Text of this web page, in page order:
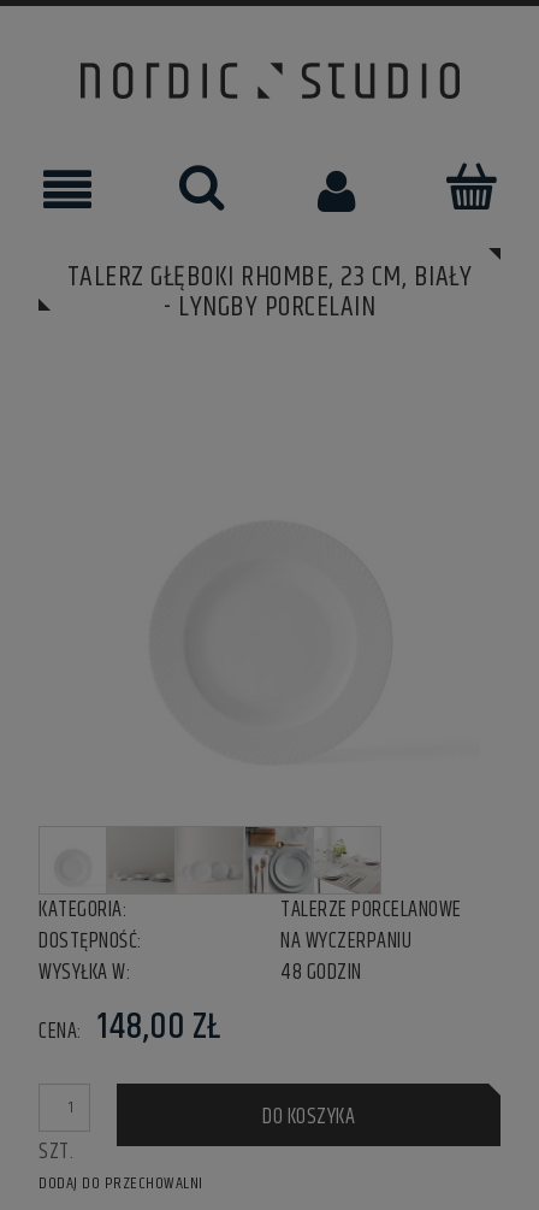
TALERZ GŁĘBOKI RHOMBE, 23 CM, BIAŁY
- LYNGBY PORCELAIN
KATEGORIA:
TALERZE PORCELANOWE
DOSTĘPNOŚĆ:
NA WYCZERPANIU
WYSYŁKA W:
48 GODZIN
CENA: 148,00 ZŁ
SZT.
DO KOSZYKA
DODAJ DO PRZECHOWALNI